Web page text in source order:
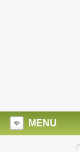
MENU